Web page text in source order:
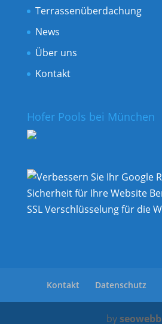
Terrassenüberdachung
News
Über uns
Kontakt
Hofer Pools bei München
Kontakt Datenschutz
by seowebb